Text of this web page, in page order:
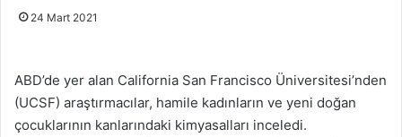
24 Mart 2021
ABD’de yer alan California San Francisco Üniversitesi’nden
(UCSF) araştırmacılar, hamile kadınların ve yeni doğan
çocuklarının kanlarındaki kimyasalları inceledi.